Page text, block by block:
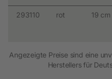
293110 rot 19 cm
Angezeigte Preise sind eine
Herstellers für